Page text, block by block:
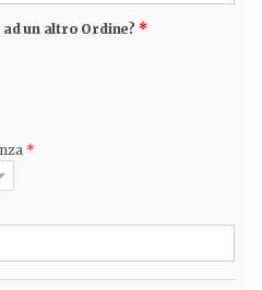
un altro Ordine? *
*